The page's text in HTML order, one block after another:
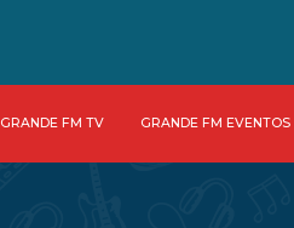
GRANDE FM TV GRANDE FM EVENTOS